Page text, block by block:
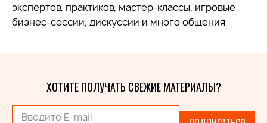
экспертов, практиков, мастер-классы, игровые
бизнес-сессии, дискуссии и много общения
ХОТИТЕ ПОЛУЧАТЬ СВЕЖИЕ МАТЕРИАЛЫ?